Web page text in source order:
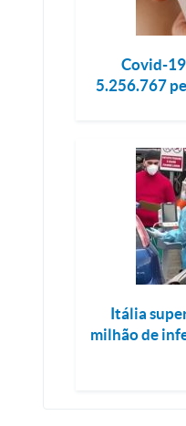
Covid-
5.256.767
Itália
milhão de